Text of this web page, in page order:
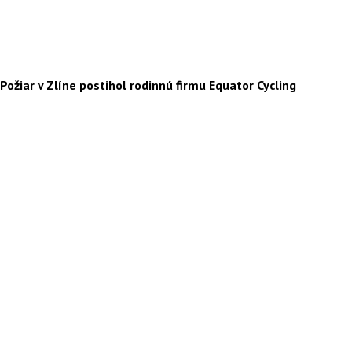
Požiar v Zlíne postihol rodinnú firmu Equator Cycling